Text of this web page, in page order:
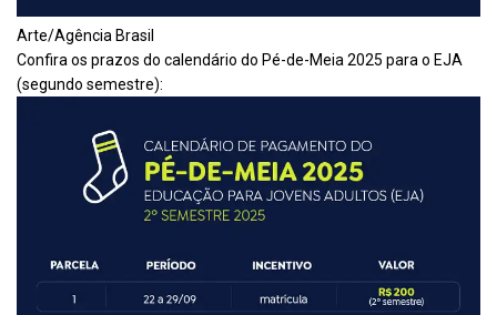
Arte/Agência Brasil
Confira os prazos do calendário do Pé-de-Meia 2025 para o EJA
(segundo semestre):